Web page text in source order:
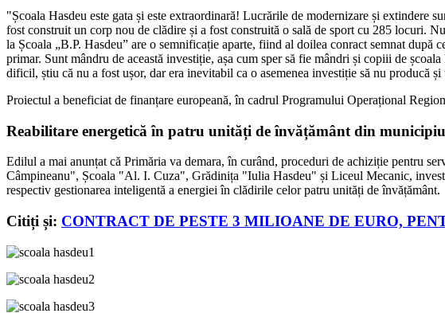
"Școala Hasdeu este gata și este extraordinară! Lucrările de modernizare și
fost construit un corp nou de clădire și a fost construită o sală de sport cu 285 locuri.
la Școala „B.P. Hasdeu” are o semnificație aparte, fiind al doilea conract semnat
primar. Sunt mândru de această investiție, așa cum sper să fie mândri și copiii de
dificil, știu că nu a fost ușor, dar era inevitabil ca o asemenea investiție să nu
Proiectul a beneficiat de finanțare europeană, în cadrul Programului Operațional
Reabilitare energetică în patru unități de învățământ din municipiu
Edilul a mai anunțat că Primăria va demara, în curând, proceduri de achiziție pentru
Câmpineanu", Școala "Al. I. Cuza", Grădinița "Iulia Hasdeu" și Liceul Mecanic,
respectiv gestionarea inteligentă a energiei în clădirile celor patru unități de învățământ.
Citiți și: CONTRACT DE PESTE 3 MILIOANE DE EURO,